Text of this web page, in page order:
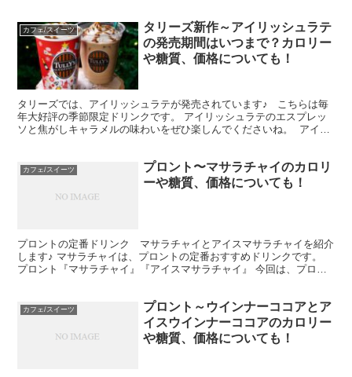
カフェ/スイーツ
タリーズ新作～アイリッシュラテ
の発売期間はいつまで？カロリー
や糖質、価格についても！
タリーズでは、アイリッシュラテが発売されています♪ こちらは毎
年大好評の季節限定ドリンクです。 アイリッシュラテのエスプレッ
ソと焦がしキャラメルの味わいをぜひ楽しんでくださいね。 アイリ
カフェ/スイーツ
プロント〜マサラチャイのカロリ
ーや糖質、価格についても！
プロントの定番ドリンク マサラチャイとアイスマサラチャイを紹介
します♪ マサラチャイは、プロントの定番おすすめドリンクです。
プロント『マサラチャイ』『アイスマサラチャイ』 今回は、プロン
カフェ/スイーツ
プロント～ウインナーココアとア
イスウインナーココアのカロリー
や糖質、価格についても！